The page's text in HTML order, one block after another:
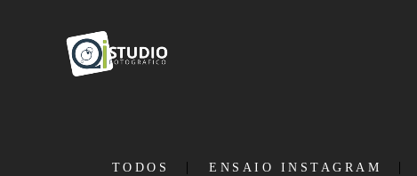
TODOS ENSAIO INSTAGRAM